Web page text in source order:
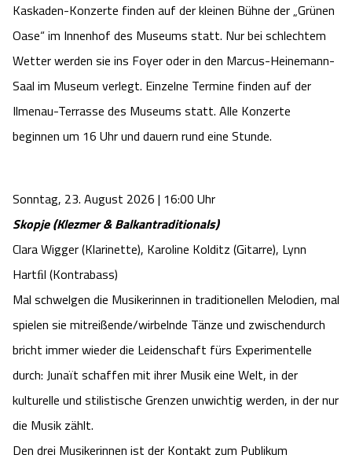
Camping
Urlaub auf dem Bauernhof
Urlaub mit Hund
Anreise
Kataloge
Shop
Angebote
Kutschen
Regionale Küche
HeideSpezialitäten
Unterkünfte
Naturhotels
Urlaub auf dem Bauernhof
Wildpark Lüneburger Heide
Wildpark Schwarze Berge
Otter Zentrum
Snow World Bispingen
Ralf Schumacher Kart & Bowl
Das verrückte Haus
Abenteuerland Trampolin-Park
Battle Kart Bispingen
Veranstaltungen
Shopping Celle
Kulinarisches Celle
Kaskaden-Konzerte finden auf der kleinen Bühne der „Grünen
Oase“ im Innenhof des Museums statt. Nur bei schlechtem
Wetter werden sie ins Foyer oder in den Marcus-Heinemann-
Saal im Museum verlegt. Einzelne Termine finden auf der
Ilmenau-Terrasse des Museums statt. Alle Konzerte
beginnen um 16 Uhr und dauern rund eine Stunde.
Sonntag, 23. August 2026 | 16:00 Uhr
Skopje (Klezmer & Balkantraditionals)
Clara Wigger (Klarinette), Karoline Kolditz (Gitarre), Lynn
Hartﬁl (Kontrabass)
Mal schwelgen die Musikerinnen in traditionellen Melodien, mal
spielen sie mitreißende/wirbelnde Tänze und zwischendurch
bricht immer wieder die Leidenschaft fürs Experimentelle
durch: Junaït schaffen mit ihrer Musik eine Welt, in der
kulturelle und stilistische Grenzen unwichtig werden, in der nur
die Musik zählt.
Den drei Musikerinnen ist der Kontakt zum Publikum